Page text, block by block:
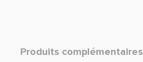
Produits complémentaires